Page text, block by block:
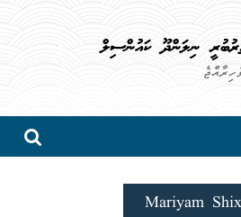
ނިލަންދޫ ކައުންސިލް
Mariyam